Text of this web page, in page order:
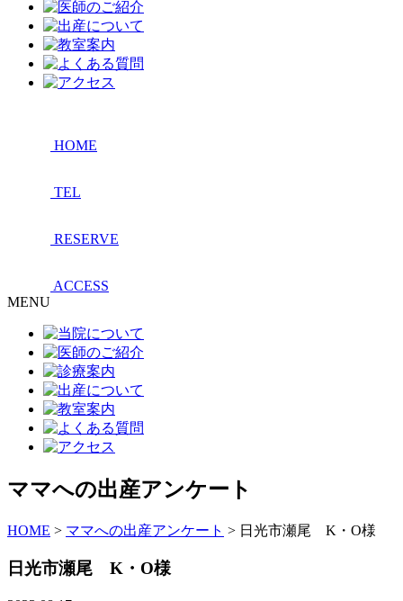
HOME
TEL
RESERVE
ACCESS
MENU
ママへの出産アンケート
HOME > ママへの出産アンケート > 日光市瀬尾 K・O様
日光市瀬尾 K・O様